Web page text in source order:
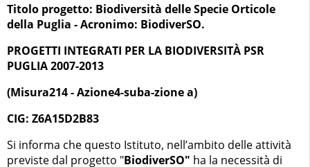
Titolo progetto: Biodiversità delle Specie Orticole
della Puglia - Acronimo: BiodiverSO.
PROGETTI INTEGRATI PER LA BIODIVERSITÀ PSR
PUGLIA 2007-2013
(Misura214 - Azione4-suba-zione a)
CIG: Z6A15D2B83
Si informa che questo Istituto, nell’ambito delle attività
previste dal progetto "BiodiverSO" ha la necessità di